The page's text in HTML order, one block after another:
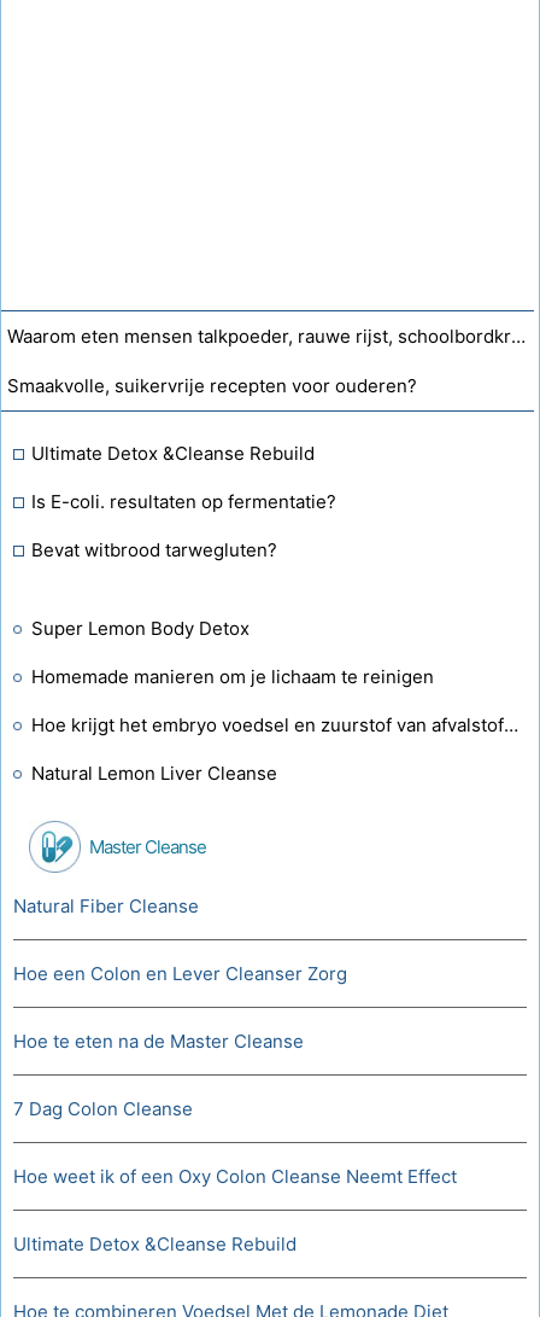
Waarom eten mensen talkpoeder, rauwe rijst, schoolbordkrijt en ongekookt meel?
Smaakvolle, suikervrije recepten voor ouderen?
Ultimate Detox &Cleanse Rebuild
Is E-coli. resultaten op fermentatie?
Bevat witbrood tarwegluten?
Super Lemon Body Detox
Homemade manieren om je lichaam te reinigen
Hoe krijgt het embryo voedsel en zuurstof van afvalstoffen?
Natural Lemon Liver Cleanse
Master Cleanse
Natural Fiber Cleanse
Hoe een Colon en Lever Cleanser Zorg
Hoe te eten na de Master Cleanse
7 Dag Colon Cleanse
Hoe weet ik of een Oxy Colon Cleanse Neemt Effect
Ultimate Detox &Cleanse Rebuild
Hoe te combineren Voedsel Met de Lemonade Diet